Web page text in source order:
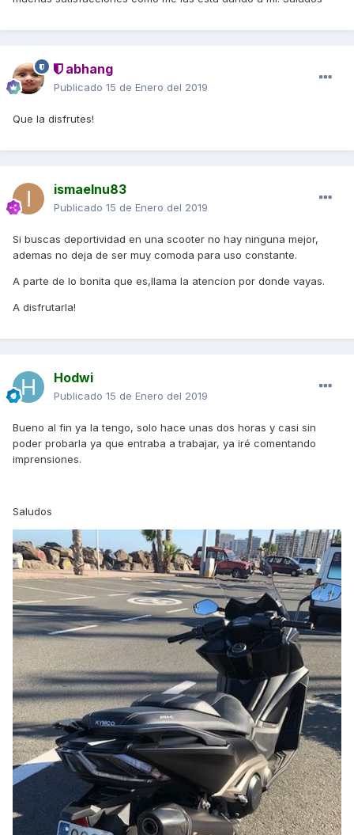
abhang
Publicado 15 de Enero del 2019
Que la disfrutes!
ismaelnu83
Publicado 15 de Enero del 2019
Si buscas deportividad en una scooter no hay ninguna mejor,
ademas no deja de ser muy comoda para uso constante.
A parte de lo bonita que es,llama la atencion por donde vayas.
A disfrutarla!
Hodwi
Publicado 15 de Enero del 2019
Bueno al fin ya la tengo, solo hace unas dos horas y casi sin
poder probarla ya que entraba a trabajar, ya iré comentando
imprensiones.
Saludos